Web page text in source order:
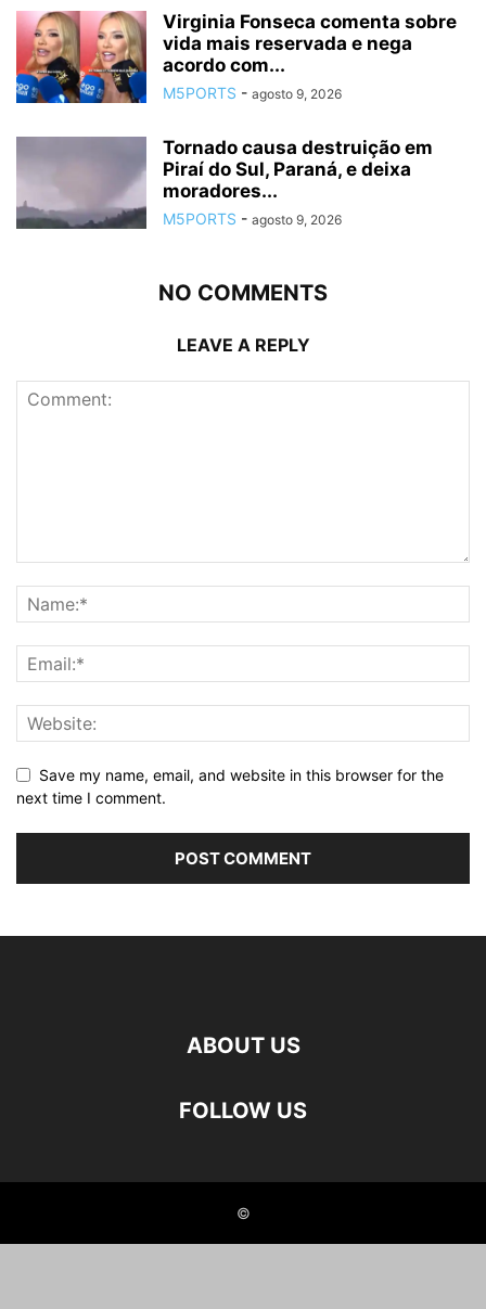
Virginia Fonseca comenta sobre
vida mais reservada e nega
acordo com...
M5PORTS - agosto 9, 2026
Tornado causa destruição em
Piraí do Sul, Paraná, e deixa
moradores...
M5PORTS - agosto 9, 2026
NO COMMENTS
LEAVE A REPLY
Save my name, email, and website in this browser for the
next time I comment.
ABOUT US
FOLLOW US
©